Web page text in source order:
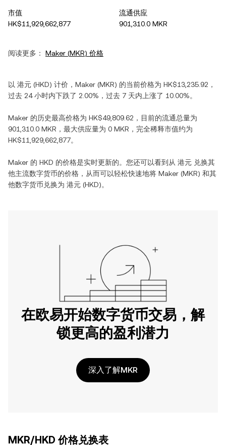
市值
HK$11,929,662,877
流通供应
901,310.0 MKR
阅读更多： Maker (MKR) 价格
以 港元 (HKD) 计价， Maker (MKR) 的当前价格为 HK$13,235.92 ，
过去 24 小时内下跌了 2.00% ，过去 7 天内 上涨了 10.00%。
Maker 的历史最高价格为 HK$49,809.62 ，目前的流通总量为
901,310.0 MKR ，最大供应量为 0 MKR ，完全稀释市值约为
HK$11,929,662,877。
Maker 的 HKD 的价格是实时更新的。您还可以看到从 港元 兑换其
他主流数字货币的价格，从而可以轻松快速地将 Maker (MKR) 和其
他数字货币兑换为 港元 (HKD)。
在欧易开始数字货币交易，解
锁更高的盈利潜力
深入了解MKR
MKR/HKD 价格兑换表